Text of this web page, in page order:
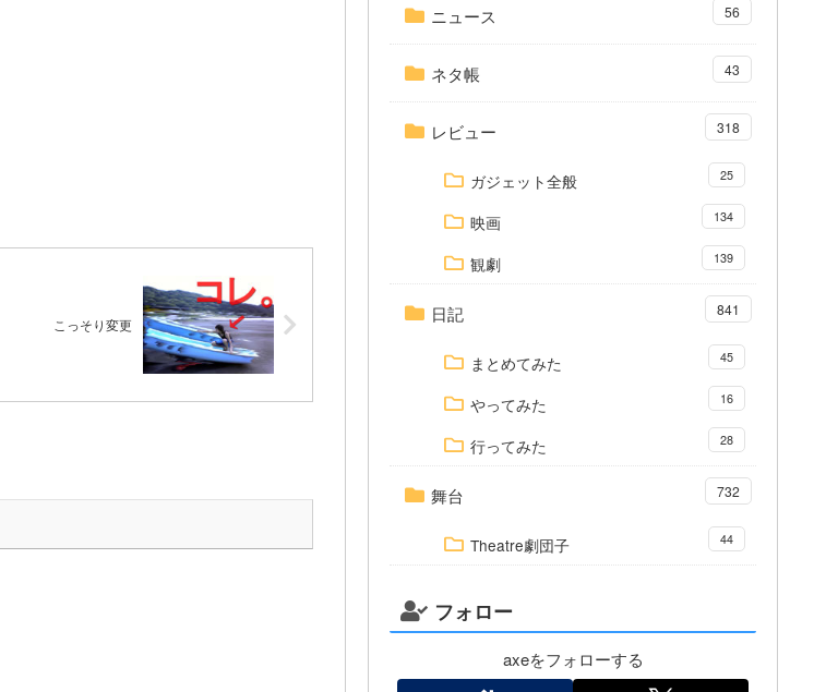
こっそり変更
ニュース 56
ネタ帳 43
レビュー 318
ガジェット全般 25
映画 134
観劇 139
日記 841
まとめてみた 45
やってみた 16
行ってみた 28
舞台 732
Theatre劇団子 44
フォロー
axeをフォローする